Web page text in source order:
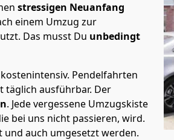
stressigen Neuanfang
einem Umzug zur
Das musst Du unbedingt
Pendelfahrten
täglich ausführbar. Der
. Jede vergessene Umzugskiste
bei uns nicht passieren, wird.
auch umgesetzt werden.